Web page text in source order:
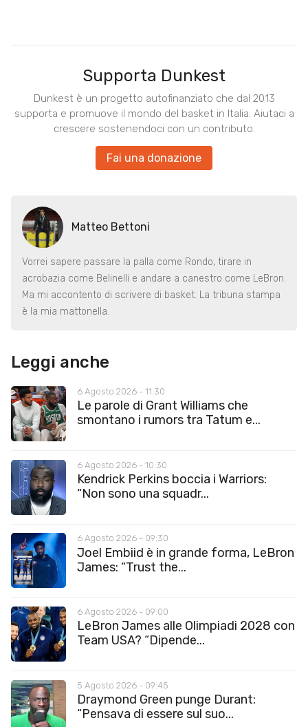
Supporta Dunkest
Dunkest è un progetto autofinanziato che dal 2013
supporta e promuove il mondo del basket in Italia. Aiutaci a
crescere sostenendoci con un contributo.
Fai una donazione
Matteo Bettoni
Vorrei sapere passare la palla come Rondo, tirare in
acrobazia come Belinelli e andare a canestro come LeBron.
Ma mi accontento di scrivere di basket. La tribuna stampa
è la mia mattonella.
Leggi anche
6 Agosto 2026 - 11:30
Le parole di Grant Williams che
smontano i rumors tra Tatum e...
6 Agosto 2026 - 10:30
Kendrick Perkins boccia i Warriors:
“Non sono una squadr...
6 Agosto 2026 - 09:30
Joel Embiid è in grande forma, LeBron
James: “Trust the...
6 Agosto 2026 - 09:00
LeBron James alle Olimpiadi 2028 con
Team USA? “Dipende...
5 Agosto 2026 - 09:45
Draymond Green punge Durant:
“Pensava di essere sul suo...